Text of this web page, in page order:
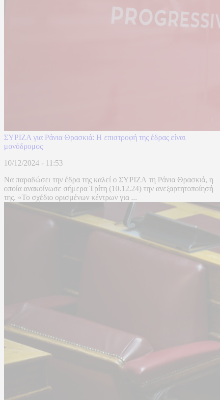
ΣΥΡΙΖΑ για Ράνια Θρασκιά: Η επιστροφή της έδρας είναι
μονόδρομος
10/12/2024 - 11:53
Να παραδώσει την έδρα της καλεί ο ΣΥΡΙΖΑ τη Ράνια Θρασκιά, η
οποία ανακοίνωσε σήμερα Τρίτη (10.12.24) την ανεξαρτητοποίησή
της. «Το σχέδιο ορισμένων κέντρων για ...